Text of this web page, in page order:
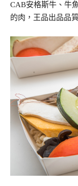
CAB安格斯牛、牛
的肉，王品出品品